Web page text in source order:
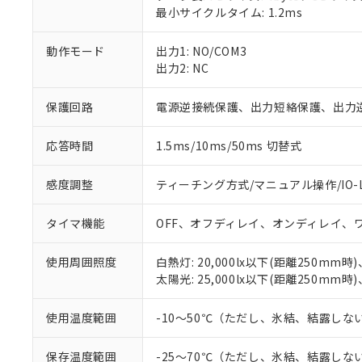
最小サイクルタイム: 1.2ms
動作モード
出力1: NO/COM3
出力2: NC
保護回路 電源逆接続保護、出力短絡保護、出力
応答時間 1.5ms/10ms/50ms 切替式
感度調整 ティーチング方式/マニュアル操作/
タイマ機能 OFF、オフディレイ、オンディレイ、
使用周囲照度
白熱灯: 20,000lx以下(距離250mm時
太陽光: 25,000lx以下(距離250mm時
使用温度範囲 -10～50℃（ただし、氷結、結露しない
保存温度範囲 -25～70℃（ただし、氷結、結露しない
以下の条件をお読
本サービス
くものです。
当社制御機
在庫状況お
のであり、
い。
正式な納期
オムロン制
在庫状況お
す。
マイパーツ
ている必要
お客様が当
対応予定：EU
対応予定なし：
があります。
鉛(Pb) 1000ppm以下、
フタル酸ビス(2-エチル
ル（DBP） 1000ppm以
但し、RoHS指令で産業
フタル酸エステル類の
※2 対応予定月
部品在庫の切り替
※3 非含有証明
「○」：最大均質
「×」：最大均質
「－」：未確認で
*中国RoHS10物質の基
Pb(鉛) :1000ppm、 Hg(
Cr(Ⅵ)(六価クロム) :
DEHP(フタル酸ビス(2-
※2 環境保護使
「10」：通常の使
味します。
「－」：未確認で
う）を輸出
などの必要
当社は規制
ます。
当社は貴社
また当社は
たしません。
在庫な